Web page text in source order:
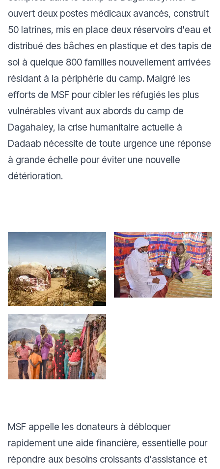
ouvert deux postes médicaux avancés, construit
50 latrines, mis en place deux réservoirs d'eau et
distribué des bâches en plastique et des tapis de
sol à quelque 800 familles nouvellement arrivées
résidant à la périphérie du camp. Malgré les
efforts de MSF pour cibler les réfugiés les plus
vulnérables vivant aux abords du camp de
Dagahaley, la crise humanitaire actuelle à
Dadaab nécessite de toute urgence une réponse
à grande échelle pour éviter une nouvelle
détérioration.
MSF appelle les donateurs à débloquer
rapidement une aide financière, essentielle pour
répondre aux besoins croissants d'assistance et